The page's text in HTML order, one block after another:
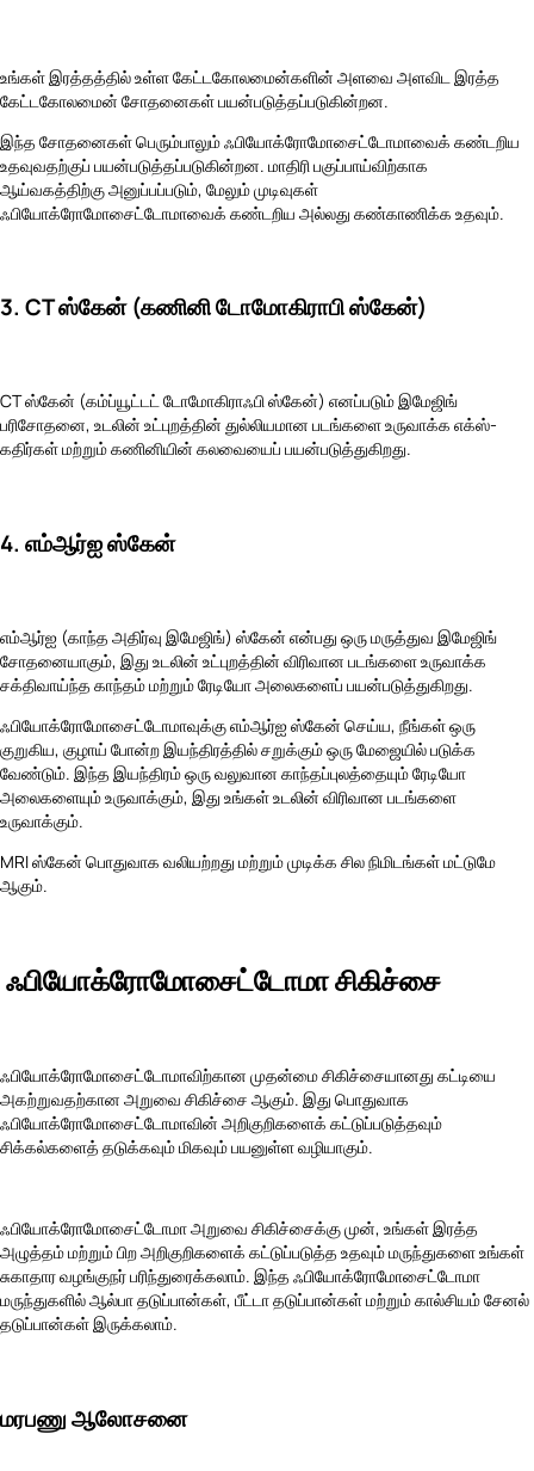
உங்கள் இரத்தத்தில் உள்ள கேட்டகோலமைன்களின் அளவை அளவிட இரத்த
கேட்டகோலமைன் சோதனைகள் பயன்படுத்தப்படுகின்றன.
இந்த சோதனைகள் பெரும்பாலும் ஃபியோக்ரோமோசைட்டோமாவைக் கண்டறிய
உதவுவதற்குப் பயன்படுத்தப்படுகின்றன. மாதிரி பகுப்பாய்விற்காக
ஆய்வகத்திற்கு அனுப்பப்படும், மேலும் முடிவுகள்
ஃபியோக்ரோமோசைட்டோமாவைக் கண்டறிய அல்லது கண்காணிக்க உதவும்.
3. CT ஸ்கேன் (கணினி டோமோகிராபி ஸ்கேன்)
CT ஸ்கேன் (கம்ப்யூட்டட் டோமோகிராஃபி ஸ்கேன்) எனப்படும் இமேஜிங்
பரிசோதனை, உடலின் உட்புறத்தின் துல்லியமான படங்களை உருவாக்க எக்ஸ்-
கதிர்கள் மற்றும் கணினியின் கலவையைப் பயன்படுத்துகிறது.
4. எம்ஆர்ஐ ஸ்கேன்
எம்ஆர்ஐ (காந்த அதிர்வு இமேஜிங்) ஸ்கேன் என்பது ஒரு மருத்துவ இமேஜிங்
சோதனையாகும், இது உடலின் உட்புறத்தின் விரிவான படங்களை உருவாக்க
சக்திவாய்ந்த காந்தம் மற்றும் ரேடியோ அலைகளைப் பயன்படுத்துகிறது.
ஃபியோக்ரோமோசைட்டோமாவுக்கு எம்ஆர்ஐ ஸ்கேன் செய்ய, நீங்கள் ஒரு
குறுகிய, குழாய் போன்ற இயந்திரத்தில் சறுக்கும் ஒரு மேஜையில் படுக்க
வேண்டும். இந்த இயந்திரம் ஒரு வலுவான காந்தப்புலத்தையும் ரேடியோ
அலைகளையும் உருவாக்கும், இது உங்கள் உடலின் விரிவான படங்களை
உருவாக்கும்.
MRI ஸ்கேன் பொதுவாக வலியற்றது மற்றும் முடிக்க சில நிமிடங்கள் மட்டுமே
ஆகும்.
ஃபியோக்ரோமோசைட்டோமா சிகிச்சை
ஃபியோக்ரோமோசைட்டோமாவிற்கான முதன்மை சிகிச்சையானது கட்டியை
அகற்றுவதற்கான அறுவை சிகிச்சை ஆகும். இது பொதுவாக
ஃபியோக்ரோமோசைட்டோமாவின் அறிகுறிகளைக் கட்டுப்படுத்தவும்
சிக்கல்களைத் தடுக்கவும் மிகவும் பயனுள்ள வழியாகும்.
ஃபியோக்ரோமோசைட்டோமா அறுவை சிகிச்சைக்கு முன், உங்கள் இரத்த
அழுத்தம் மற்றும் பிற அறிகுறிகளைக் கட்டுப்படுத்த உதவும் மருந்துகளை உங்கள்
சுகாதார வழங்குநர் பரிந்துரைக்கலாம். இந்த ஃபியோக்ரோமோசைட்டோமா
மருந்துகளில் ஆல்பா தடுப்பான்கள், பீட்டா தடுப்பான்கள் மற்றும் கால்சியம் சேனல்
தடுப்பான்கள் இருக்கலாம்.
மரபணு ஆலோசனை